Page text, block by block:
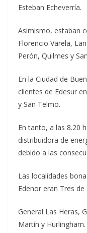
Esteban Echeverría.
Asimismo, estaban
Florencio Varela,
Perón, Quilmes y
En la Ciudad de
clientes de Edesur
y San Telmo.
En tanto, a las 8.20
distribuidora de
debido a las
Las localidades
Edenor eran Tres de
General Las Heras,
Martín y Hurlingham.